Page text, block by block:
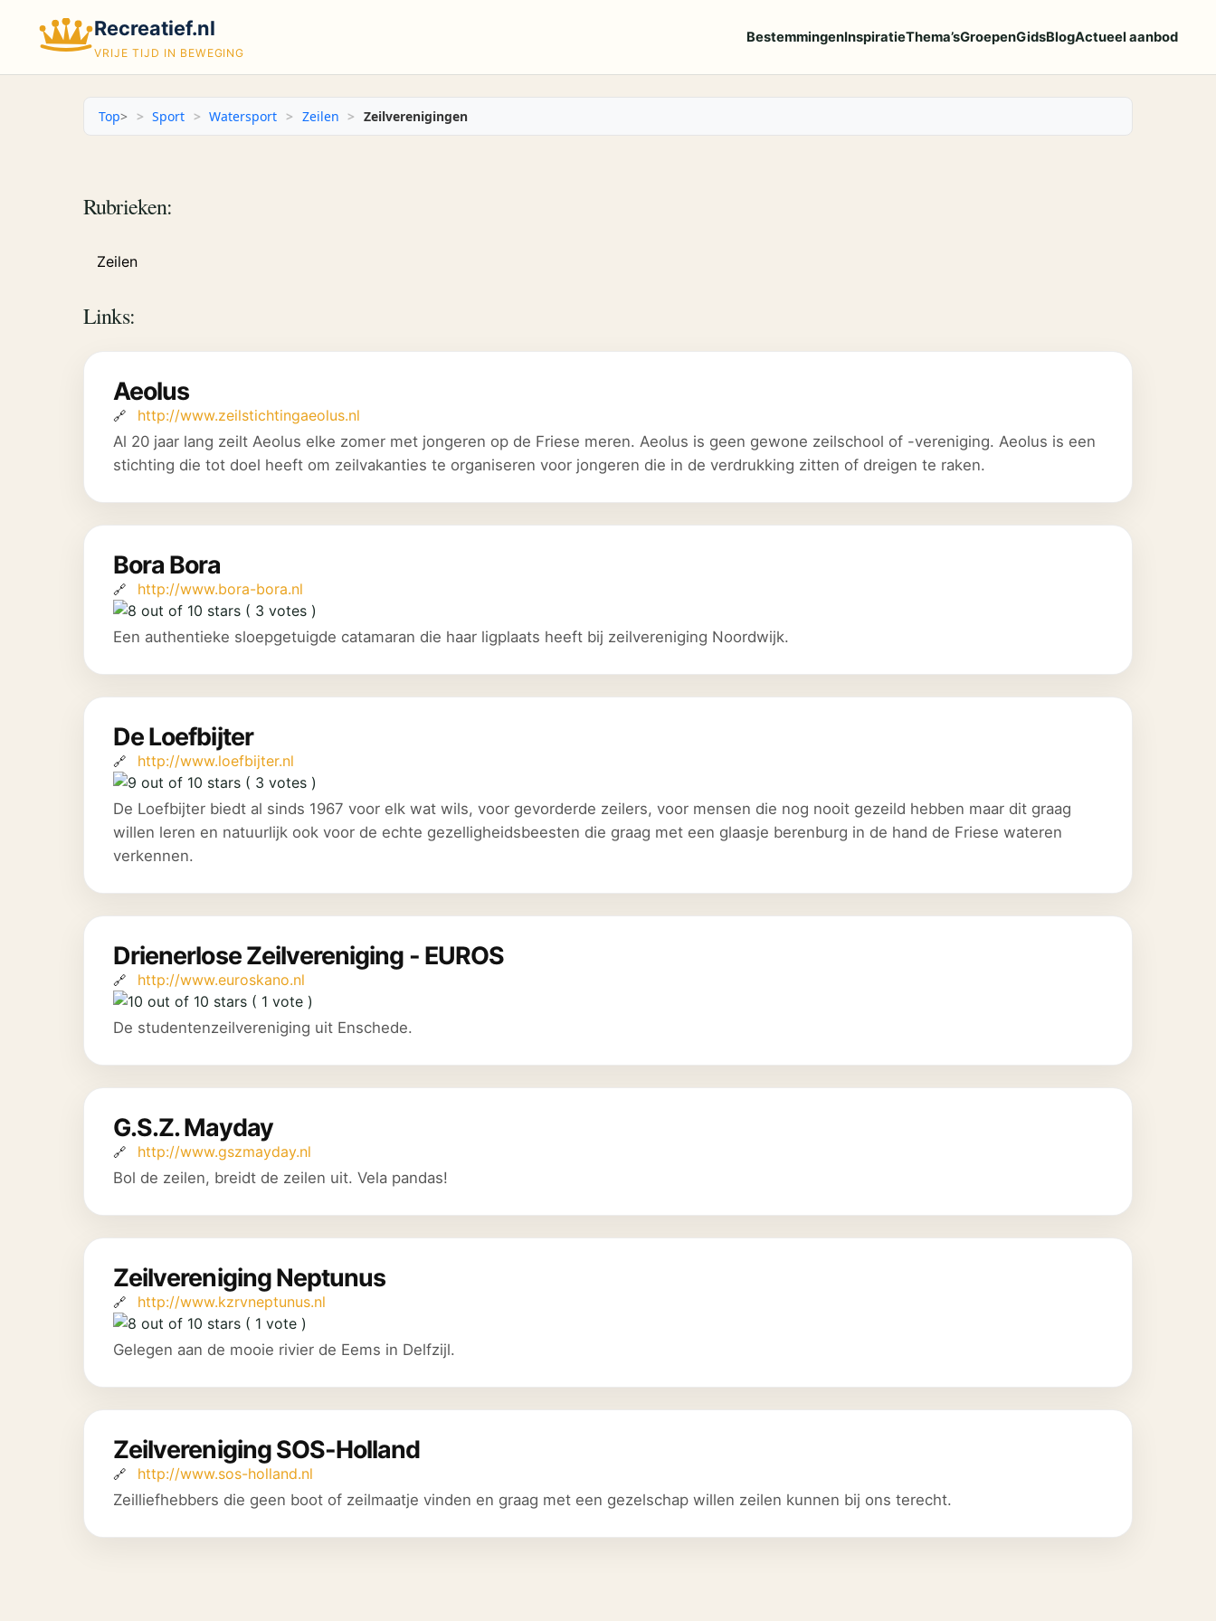
Recreatief.nl
VRIJE TIJD IN BEWEGING
BestemmingenInspiratieThema’sGroepenGidsBlogActueel aanbod
Top> Sport Watersport Zeilen Zeilverenigingen
Rubrieken:
Zeilen
Links:
Aeolus
http://www.zeilstichtingaeolus.nl
Al 20 jaar lang zeilt Aeolus elke zomer met jongeren op de Friese meren. Aeolus is geen gewone zeilschool of -vereniging. Aeolus is een
stichting die tot doel heeft om zeilvakanties te organiseren voor jongeren die in de verdrukking zitten of dreigen te raken.
Bora Bora
http://www.bora-bora.nl
( 3 votes )
Een authentieke sloepgetuigde catamaran die haar ligplaats heeft bij zeilvereniging Noordwijk.
De Loefbijter
http://www.loefbijter.nl
( 3 votes )
De Loefbijter biedt al sinds 1967 voor elk wat wils, voor gevorderde zeilers, voor mensen die nog nooit gezeild hebben maar dit graag
willen leren en natuurlijk ook voor de echte gezelligheidsbeesten die graag met een glaasje berenburg in de hand de Friese wateren
verkennen.
Drienerlose Zeilvereniging - EUROS
http://www.euroskano.nl
( 1 vote )
De studentenzeilvereniging uit Enschede.
G.S.Z. Mayday
http://www.gszmayday.nl
Bol de zeilen, breidt de zeilen uit. Vela pandas!
Zeilvereniging Neptunus
http://www.kzrvneptunus.nl
( 1 vote )
Gelegen aan de mooie rivier de Eems in Delfzijl.
Zeilvereniging SOS-Holland
http://www.sos-holland.nl
Zeilliefhebbers die geen boot of zeilmaatje vinden en graag met een gezelschap willen zeilen kunnen bij ons terecht.